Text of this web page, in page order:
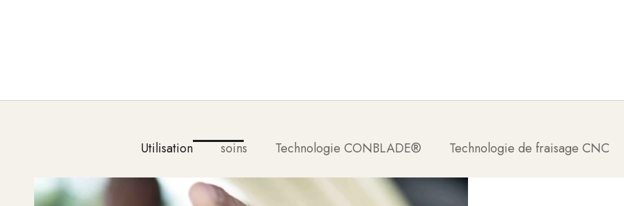
Utilisation soins Technologie CONBLADE® Technologie de fraisage CNC